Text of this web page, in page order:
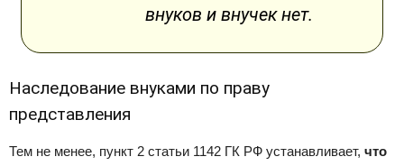
внуков и внучек нет.
Наследование внуками по праву
представления
Тем не менее, пункт 2 статьи 1142 ГК РФ устанавливает, что